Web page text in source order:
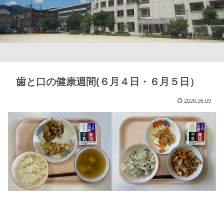
歯と口の健康週間(６月４日・６月５日）
2026.06.09